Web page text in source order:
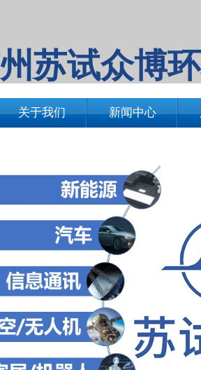
苏试众博
关于我们 新闻中心